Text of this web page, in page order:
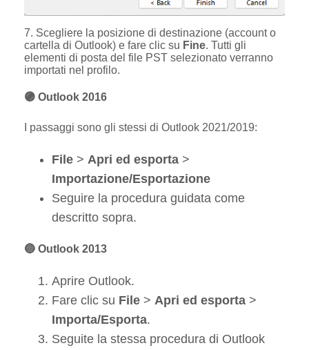
7. Scegliere la posizione di destinazione (account o
cartella di Outlook) e fare clic su Fine. Tutti gli
elementi di posta del file PST selezionato verranno
importati nel profilo.
🟣 Outlook 2016
I passaggi sono gli stessi di Outlook 2021/2019:
File > Apri ed esporta >
Importazione/Esportazione
Seguire la procedura guidata come
descritto sopra.
🔵 Outlook 2013
Aprire Outlook.
Fare clic su File > Apri ed esporta >
Importa/Esporta.
Seguite la stessa procedura di Outlook